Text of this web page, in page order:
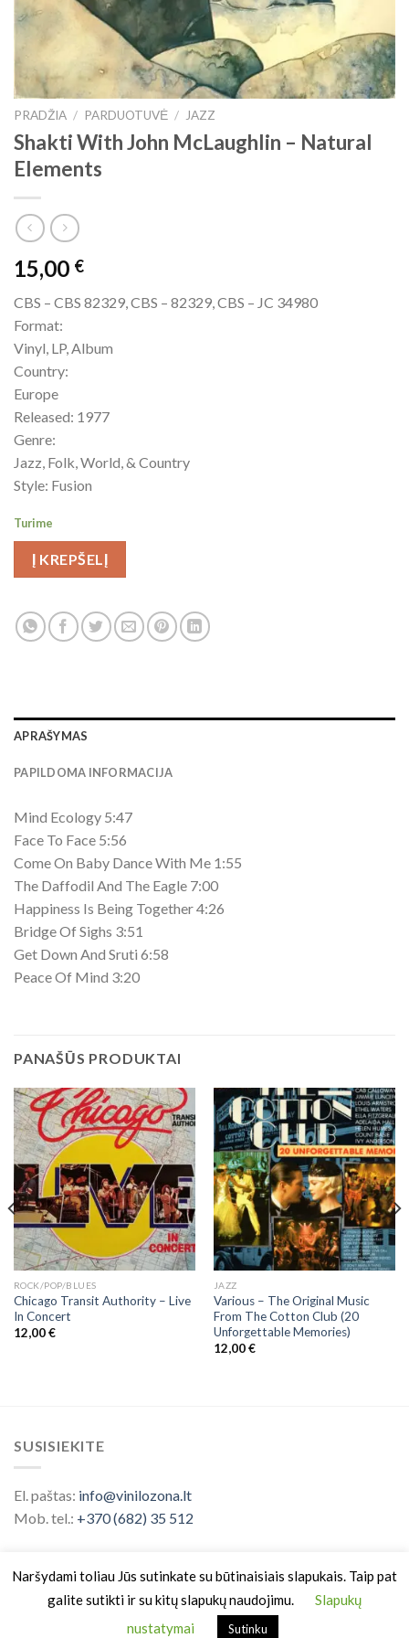
PRADŽIA / PARDUOTUVĖ / JAZZ
Shakti With John McLaughlin – Natural
Elements
15,00 €
CBS – CBS 82329, CBS – 82329, CBS – JC 34980
Format:
Vinyl, LP, Album
Country:
Europe
Released: 1977
Genre:
Jazz, Folk, World, & Country
Style: Fusion
Turime
Į KREPŠELĮ
APRAŠYMAS
PAPILDOMA INFORMACIJA
Mind Ecology 5:47
Face To Face 5:56
Come On Baby Dance With Me 1:55
The Daffodil And The Eagle 7:00
Happiness Is Being Together 4:26
Bridge Of Sighs 3:51
Get Down And Sruti 6:58
Peace Of Mind 3:20
PANAŠŪS PRODUKTAI
ROCK/POP/BLUES
Chicago Transit Authority – Live
In Concert
12,00€
JAZZ
Various – The Original Music
From The Cotton Club (20
Unforgettable Memories)
12,00€
SUSISIEKITE
El. paštas: info@vinilozona.lt
Mob. tel.: +370 (682) 35 512
Naršydami toliau Jūs sutinkate su būtinaisiais slapukais. Taip pat
galite sutikti ir su kitų slapukų naudojimu.
Slapukų
nustatymai
Sutinku